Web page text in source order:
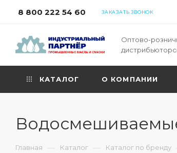
8 800 222 54 60 ЗАКАЗАТЬ ЗВОНОК
Оптово-
КАТАЛОГ О КОМПАНИИ
Главная — Каталог — Каталог по бренду